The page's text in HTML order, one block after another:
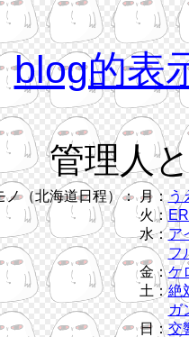
blog的表
管理人
ノ（北海道日程）： 月： う
火：
水：ア
フ
金：ケ
土：絶
ガ
日： 交